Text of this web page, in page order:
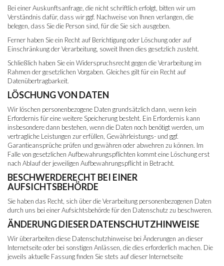
Bei einer Auskunftsanfrage, die nicht schriftlich erfolgt, bitten wir um
Verständnis dafür, dass wir ggf. Nachweise von Ihnen verlangen, die
belegen, dass Sie die Person sind, für die Sie sich ausgeben.
Ferner haben Sie ein Recht auf Berichtigung oder Löschung oder auf
Einschränkung der Verarbeitung, soweit Ihnen dies gesetzlich zusteht.
Schließlich haben Sie ein Widerspruchsrecht gegen die Verarbeitung im
Rahmen der gesetzlichen Vorgaben. Gleiches gilt für ein Recht auf
Datenübertragbarkeit.
LÖSCHUNG VON DATEN
Wir löschen personenbezogene Daten grundsätzlich dann, wenn kein
Erfordernis für eine weitere Speicherung besteht. Ein Erfordernis kann
insbesondere dann bestehen, wenn die Daten noch benötigt werden, um
vertragliche Leistungen zur erfüllen, Gewährleistungs- und ggf.
Garantieansprüche prüfen und gewähren oder abwehren zu können. Im
Falle von gesetzlichen Aufbewahrungspflichten kommt eine Löschung erst
nach Ablauf der jeweiligen Aufbewahrungspflicht in Betracht.
BESCHWERDERECHT BEI EINER
AUFSICHTSBEHÖRDE
Sie haben das Recht, sich über die Verarbeitung personenbezogenen Daten
durch uns bei einer Aufsichtsbehörde für den Datenschutz zu beschweren.
ÄNDERUNG DIESER DATENSCHUTZHINWEISE
Wir überarbeiten diese Datenschutzhinweise bei Änderungen an dieser
Internetseite oder bei sonstigen Anlässen, die dies erforderlich machen. Die
jeweils aktuelle Fassung finden Sie stets auf dieser Internetseite